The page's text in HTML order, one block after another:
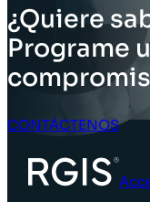
¿Quiere
Programe
CONTÁCTENOS